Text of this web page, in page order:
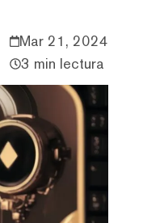
Mar 21, 2024
3 min lectura